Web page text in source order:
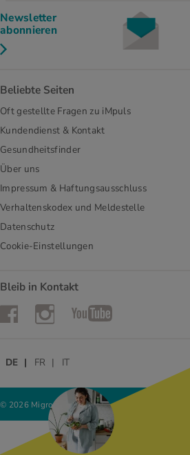
Newsletter
abonnieren
Beliebte Seiten
Oft gestellte Fragen zu iMpuls
Kundendienst & Kontakt
Gesundheitsfinder
Über uns
Impressum & Haftungsausschluss
Verhaltenskodex und Meldestelle
Datenschutz
Cookie-Einstellungen
Bleib in Kontakt
FacebookInstagramYouTube
© 2026 Migros-Genossenschafts-Bund
DE FR IT